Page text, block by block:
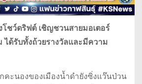
ชว์ดริฟต์ เชิญชวนสายมอเตอร์
ด้รับทั้งถ้วยรางวัลและมีความ
ะนองของเมืองน้ำดำยังซิ่งแว๊นป่วน